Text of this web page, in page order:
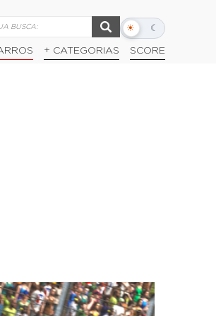
☀ ☾
Alternar
escuro
+ CATEGORIAS SCORE